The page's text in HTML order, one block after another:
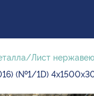
Лист
(№1/1D)